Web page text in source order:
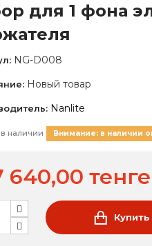
для 1 фона
NG-D008
Новый товар
Nanlite
в наличии Внимание: в наличии
640,00 тенге
Купить